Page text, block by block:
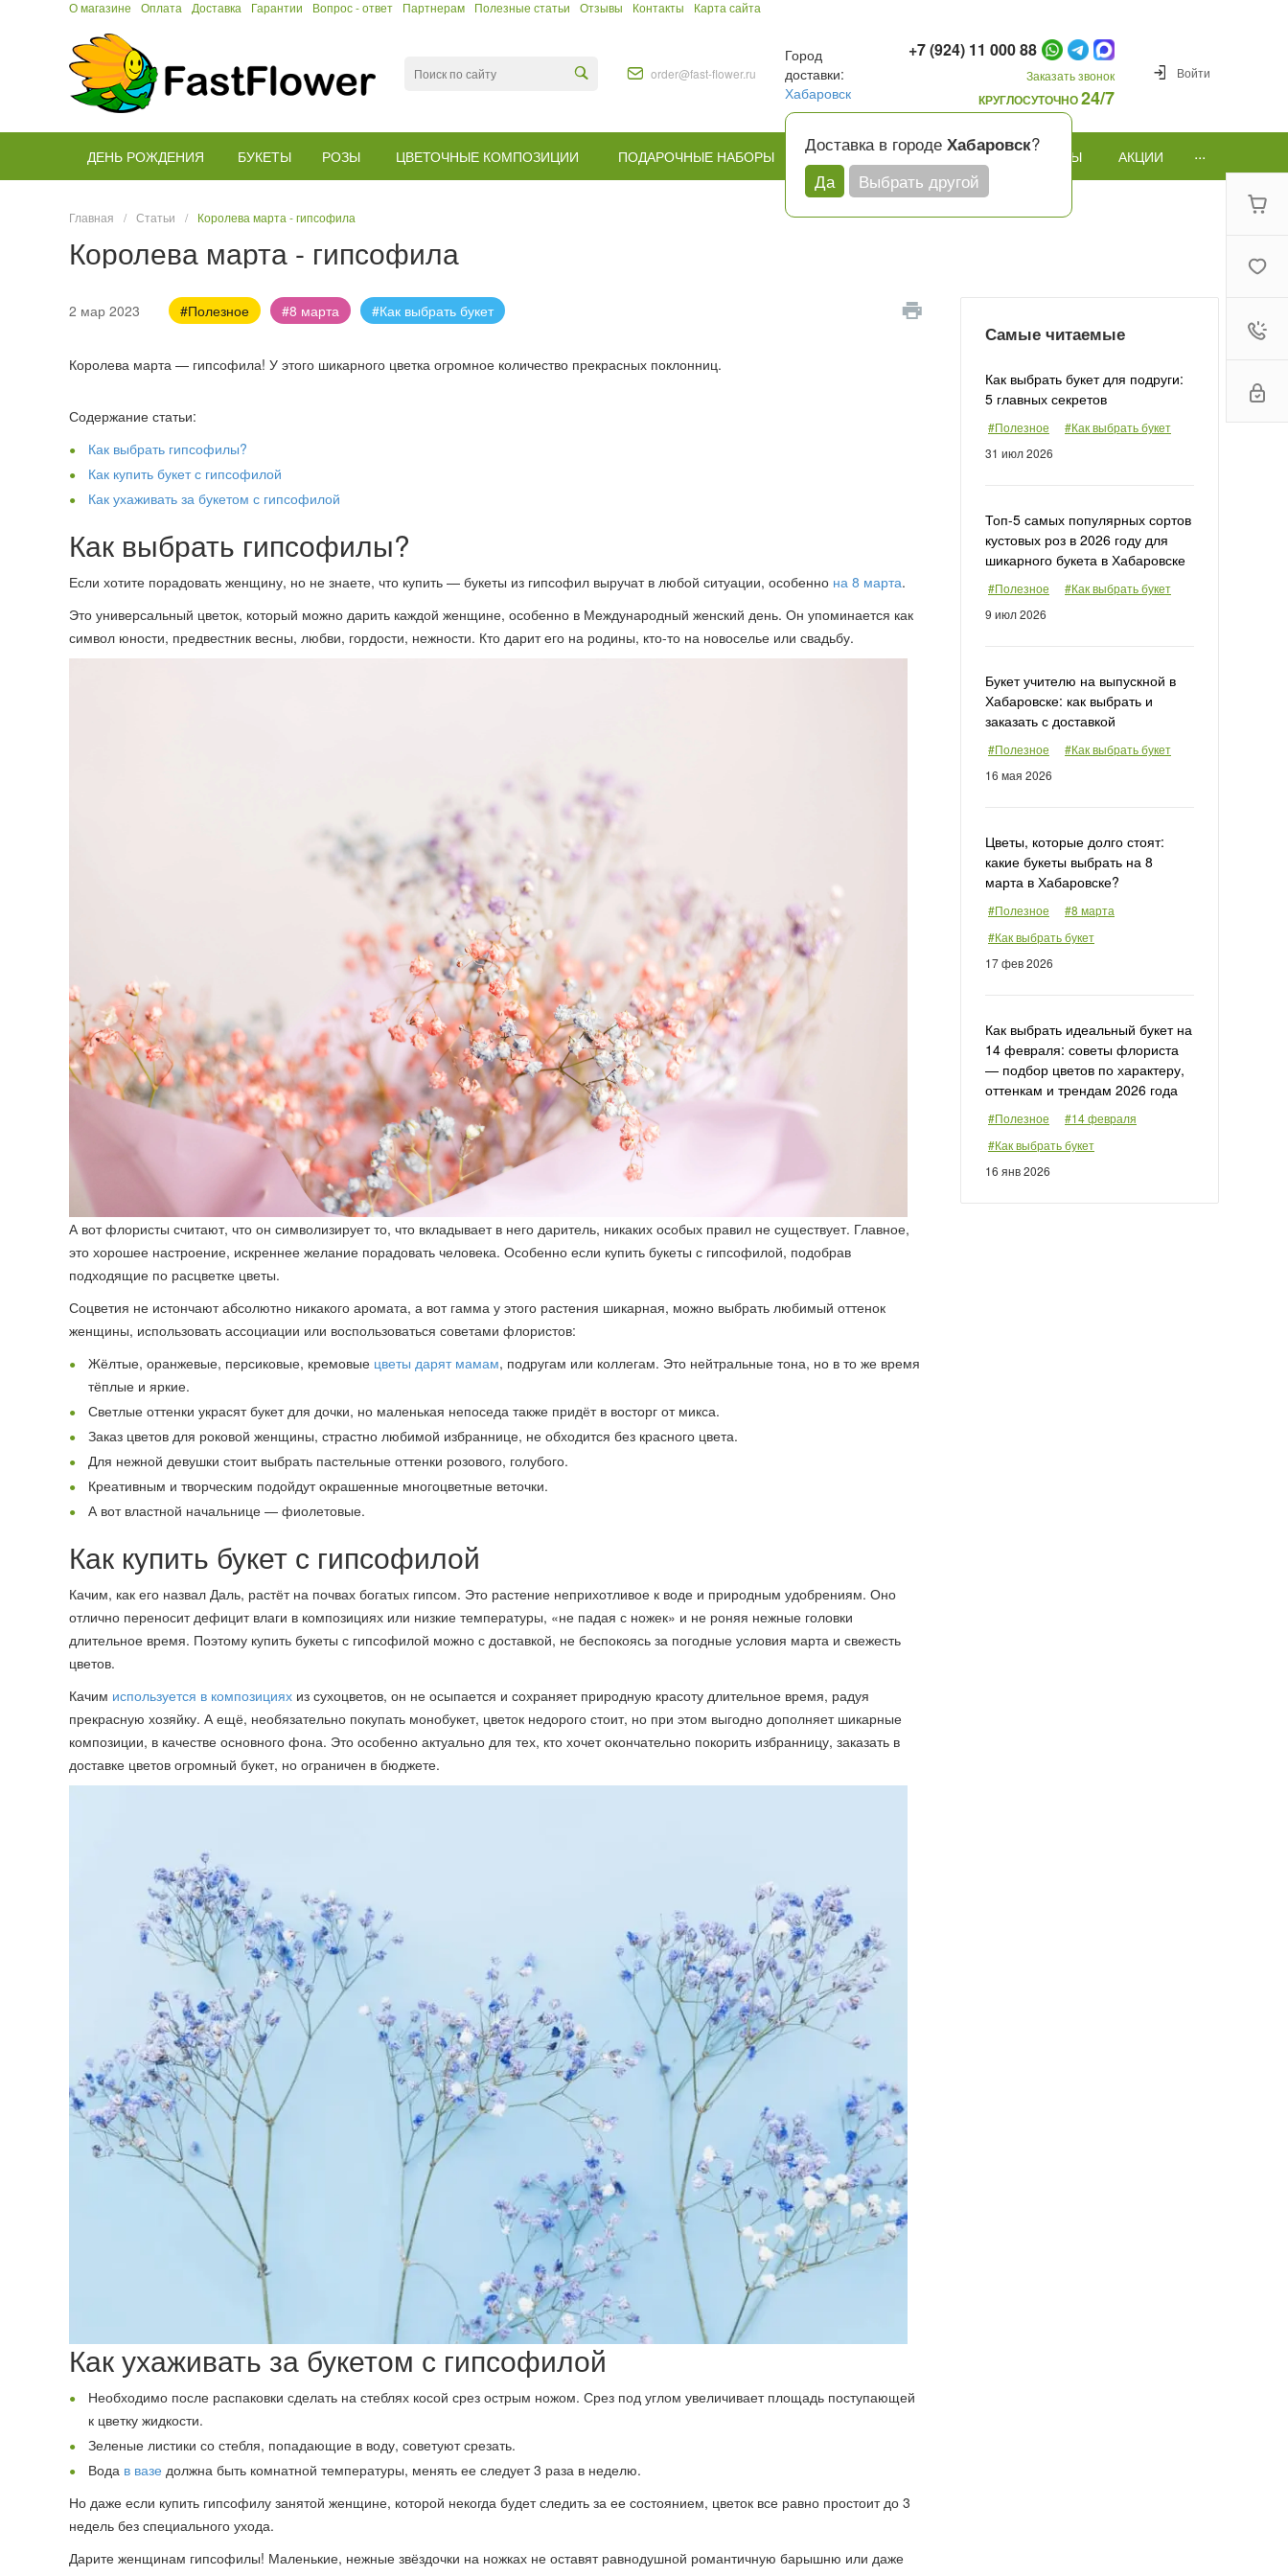
О магазине Оплата Доставка Гарантии Вопрос - ответ Партнерам Полезные статьи Отзывы Контакты Карта сайта
order@fast-flower.ru
Город
доставки:
Хабаровск
Доставка в городе Хабаровск?
Да
Выбрать другой
+7 (924) 11 000 88
Заказать звонок
КРУГЛОСУТОЧНО24/7
Войти
ДЕНЬ РОЖДЕНИЯ БУКЕТЫ РОЗЫ ЦВЕТОЧНЫЕ КОМПОЗИЦИИ ПОДАРОЧНЫЕ НАБОРЫ КОМУ ПОВОД ПОДАРКИ И ШАРЫ АКЦИИ ...
Главная / Статьи / Королева марта - гипсофила
Королева марта - гипсофила
Самые читаемые
Как выбрать букет для подруги:
5 главных секретов
#Полезное
#Как выбрать букет
31 июл 2026
Топ-5 самых популярных сортов
кустовых роз в 2026 году для
шикарного букета в Хабаровске
#Полезное
#Как выбрать букет
9 июл 2026
Букет учителю на выпускной в
Хабаровске: как выбрать и
заказать с доставкой
#Полезное
#Как выбрать букет
16 мая 2026
Цветы, которые долго стоят:
какие букеты выбрать на 8
марта в Хабаровске?
#Полезное
#8 марта
#Как выбрать букет
17 фев 2026
Как выбрать идеальный букет на
14 февраля: советы флориста
— подбор цветов по характеру,
оттенкам и трендам 2026 года
#Полезное
#14 февраля
#Как выбрать букет
16 янв 2026
2 мар 2023 #Полезное #8 марта #Как выбрать букет
Королева марта — гипсофила! У этого шикарного цветка огромное количество прекрасных поклонниц.
Содержание статьи:
Как выбрать гипсофилы?
Как купить букет с гипсофилой
Как ухаживать за букетом с гипсофилой
Как выбрать гипсофилы?
Если хотите порадовать женщину, но не знаете, что купить — букеты из гипсофил выручат в любой ситуации, особенно на 8 марта.
Это универсальный цветок, который можно дарить каждой женщине, особенно в Международный женский день. Он упоминается как
символ юности, предвестник весны, любви, гордости, нежности. Кто дарит его на родины, кто-то на новоселье или свадьбу.
А вот флористы считают, что он символизирует то, что вкладывает в него даритель, никаких особых правил не существует. Главное,
это хорошее настроение, искреннее желание порадовать человека. Особенно если купить букеты с гипсофилой, подобрав
подходящие по расцветке цветы.
Соцветия не истончают абсолютно никакого аромата, а вот гамма у этого растения шикарная, можно выбрать любимый оттенок
женщины, использовать ассоциации или воспользоваться советами флористов:
Жёлтые, оранжевые, персиковые, кремовые цветы дарят мамам, подругам или коллегам. Это нейтральные тона, но в то же время
тёплые и яркие.
Светлые оттенки украсят букет для дочки, но маленькая непоседа также придёт в восторг от микса.
Заказ цветов для роковой женщины, страстно любимой избраннице, не обходится без красного цвета.
Для нежной девушки стоит выбрать пастельные оттенки розового, голубого.
Креативным и творческим подойдут окрашенные многоцветные веточки.
А вот властной начальнице — фиолетовые.
Как купить букет с гипсофилой
Качим, как его назвал Даль, растёт на почвах богатых гипсом. Это растение неприхотливое к воде и природным удобрениям. Оно
отлично переносит дефицит влаги в композициях или низкие температуры, «не падая с ножек» и не роняя нежные головки
длительное время. Поэтому купить букеты с гипсофилой можно с доставкой, не беспокоясь за погодные условия марта и свежесть
цветов.
Качим используется в композициях из сухоцветов, он не осыпается и сохраняет природную красоту длительное время, радуя
прекрасную хозяйку. А ещё, необязательно покупать монобукет, цветок недорого стоит, но при этом выгодно дополняет шикарные
композиции, в качестве основного фона. Это особенно актуально для тех, кто хочет окончательно покорить избранницу, заказать в
доставке цветов огромный букет, но ограничен в бюджете.
Как ухаживать за букетом с гипсофилой
Необходимо после распаковки сделать на стеблях косой срез острым ножом. Срез под углом увеличивает площадь поступающей
к цветку жидкости.
Зеленые листики со стебля, попадающие в воду, советуют срезать.
Вода в вазе должна быть комнатной температуры, менять ее следует 3 раза в неделю.
Но даже если купить гипсофилу занятой женщине, которой некогда будет следить за ее состоянием, цветок все равно простоит до 3
недель без специального ухода.
Дарите женщинам гипсофилы! Маленькие, нежные звёздочки на ножках не оставят равнодушной романтичную барышню или даже